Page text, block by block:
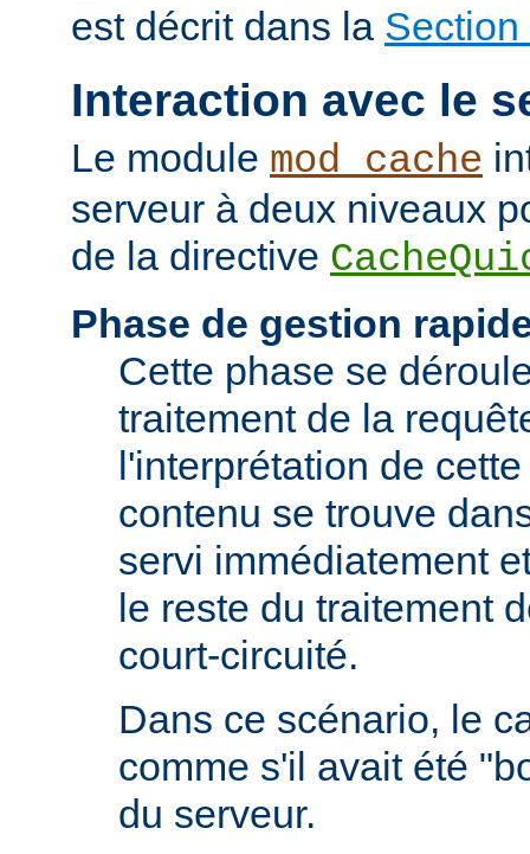
est décrit dans la
Interaction avec le
Le module mod_cache
serveur à deux niveaux
de la directive
Phase de gestion
Cette phase se
traitement de la
l'interprétation de
contenu se trouve
servi immédiatement
le reste du traitement
court-circuité.
Dans ce scénario, le
comme s'il avait été
du serveur.